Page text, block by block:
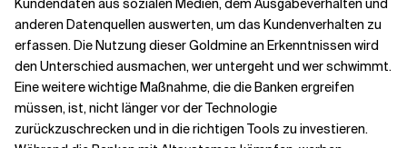
Kundendaten aus sozialen Medien, dem Ausgabeverhalten und
anderen Datenquellen auswerten, um das Kundenverhalten zu
erfassen. Die Nutzung dieser Goldmine an Erkenntnissen wird
den Unterschied ausmachen, wer untergeht und wer schwimmt.
Eine weitere wichtige Maßnahme, die die Banken ergreifen
müssen, ist, nicht länger vor der Technologie
zurückzuschrecken und in die richtigen Tools zu investieren.